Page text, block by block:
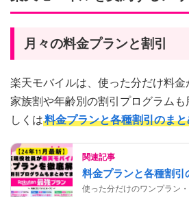
月々の料金プランと割引
楽天モバイルは、使った分だけ料金
家族割や年齢別の割引プログラム
しくは料金プランと各種割引のま
関連記事
料金プランと各種割引
使った分だけのワンプラン